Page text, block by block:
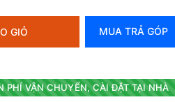
GIỎ MUA TRẢ GÓP
PHÍ VẬN CHUYỂN, CÀI ĐẶT TẠI NHÀ